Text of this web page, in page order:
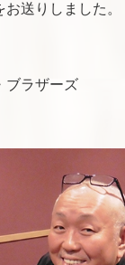
送りしました。
ブラザーズ